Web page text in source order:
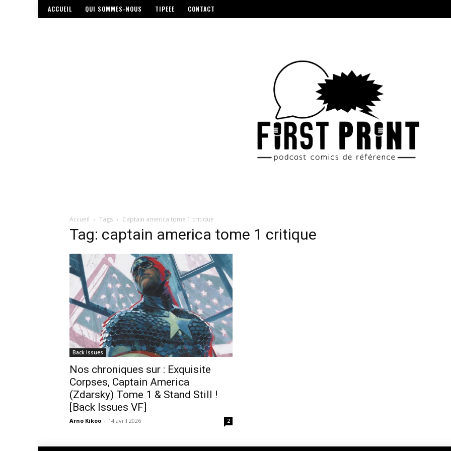
ACCUEIL QUI SOMMES-NOUS TIPEEE CONTACT
Accueil Tags Captain america tome 1 critique
Tag: captain america tome 1 critique
Back Issues
Nos chroniques sur : Exquisite
Corpses, Captain America
(Zdarsky) Tome 1 & Stand Still !
[Back Issues VF]
Arno Kikoo - 14 avril 2026 2